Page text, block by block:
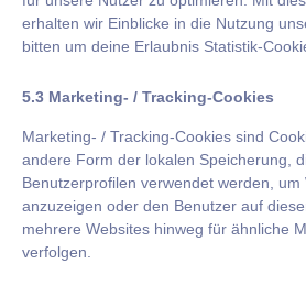
erhalten wir Einblicke in die Nutzung
bitten um deine Erlaubnis Statistik-
5.3 Marketing- / Tracking-Cookies
Marketing- / Tracking-Cookies sind
andere Form der lokalen Speicherung,
Benutzerprofilen verwendet werden, um
anzuzeigen oder den Benutzer auf
mehrere Websites hinweg für ähnliche
verfolgen.